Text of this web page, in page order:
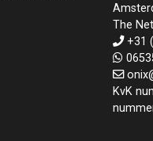
The
+31
KvK